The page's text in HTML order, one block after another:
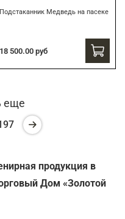
Подстаканник Медведь на пасеке
18 500.00 руб
еще
продукция в
Дом «Золотой